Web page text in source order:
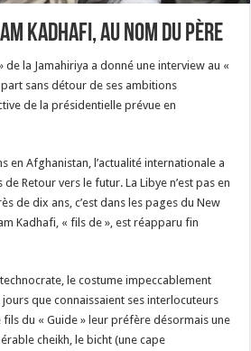
Kadhafi, au nom du père
de la Jamahiriya a donné une interview au «
sans détour de ses ambitions
de la présidentielle prévue en
en Afghanistan, l’actualité internationale a
Retour vers le futur. La Libye n’est pas en
de dix ans, c’est dans les pages du New
Kadhafi, « fils de », est réapparu fin
le costume impeccablement
que connaissaient ses interlocuteurs
du « Guide » leur préfère désormais une
cheikh, le bicht (une cape